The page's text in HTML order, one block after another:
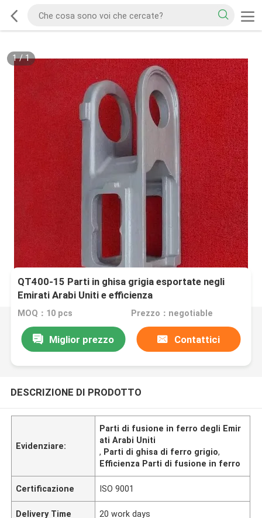
1/1
QT400-15 Parti in ghisa grigia esportate negli
Emirati Arabi Uniti e efficienza
MOQ：10 pcs Prezzo：negotiable
Miglior prezzo Contattici
DESCRIZIONE DI PRODOTTO
Evidenziare:
Parti di fusione in ferro degli Emir
ati Arabi Uniti
, Parti di ghisa di ferro grigio,
Efficienza Parti di fusione in ferro
Certificazione ISO 9001
Delivery Time 20 work days